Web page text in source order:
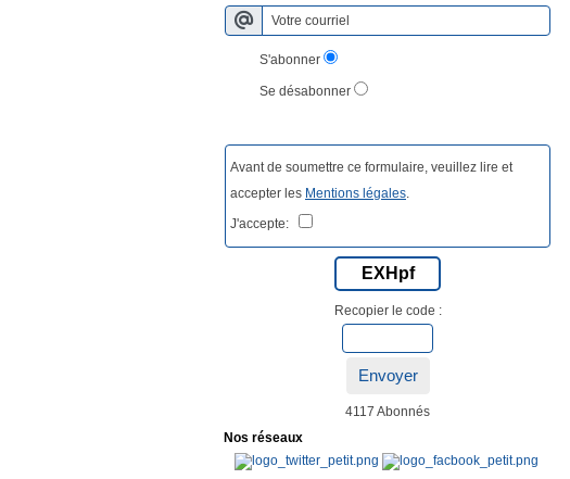
S'abonner
Se désabonner
Avant de soumettre ce formulaire, veuillez lire et
accepter les Mentions légales
J'accepte:
EXHpf
Recopier le code :
Envoyer
4117 Abonnés
Nos réseaux